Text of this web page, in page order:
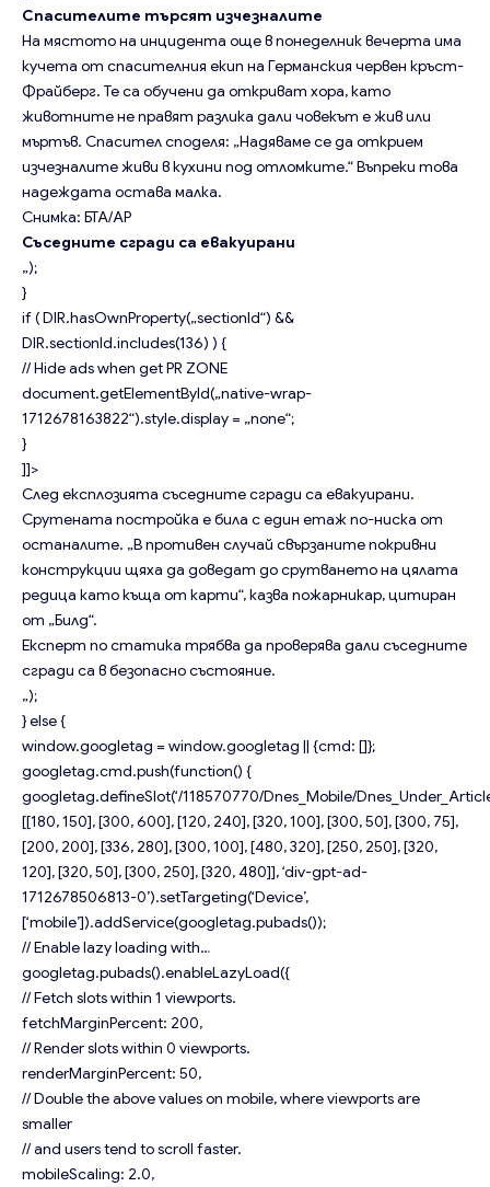
Спасителите търсят изчезналите
На мястото на инцидента още в понеделник вечерта има
кучета от спасителния екип на Германския червен кръст-
Фрайберг. Те са обучени да откриват хора, като
животните не правят разлика дали човекът е жив или
мъртъв. Спасител споделя: „Надяваме се да открием
изчезналите живи в кухини под отломките.“ Въпреки това
надеждата остава малка.
Снимка: БТА/AP
Съседните сгради са евакуирани
„);
}
if ( DIR.hasOwnProperty(„sectionId“) &&
DIR.sectionId.includes(136) ) {
// Hide ads when get PR ZONE
document.getElementById(„native-wrap-
1712678163822“).style.display = „none“;
}
]]>
След експлозията съседните сгради са евакуирани.
Срутената постройка е била с един етаж по-ниска от
останалите. „В противен случай свързаните покривни
конструкции щяха да доведат до срутването на цялата
редица като къща от карти“, казва пожарникар, цитиран
от „Билд“.
Експерт по статика трябва да проверява дали съседните
сгради са в безопасно състояние.
„);
} else {
window.googletag = window.googletag || {cmd: []};
googletag.cmd.push(function() {
googletag.defineSlot(‘/118570770/Dnes_Mobile/
[[180, 150], [300, 600], [120, 240], [320, 100], [300, 50], [300, 75],
[200, 200], [336, 280], [300, 100], [480, 320], [250, 250], [320,
120], [320, 50], [300, 250], [320, 480]], ‘div-gpt-ad-
1712678506813-0’).setTargeting(‘Device’,
[‘mobile’]).addService(googletag.pubads());
// Enable lazy loading with…
googletag.pubads().enableLazyLoad({
// Fetch slots within 1 viewports.
fetchMarginPercent: 200,
// Render slots within 0 viewports.
renderMarginPercent: 50,
// Double the above values on mobile, where viewports are
smaller
// and users tend to scroll faster.
mobileScaling: 2.0,